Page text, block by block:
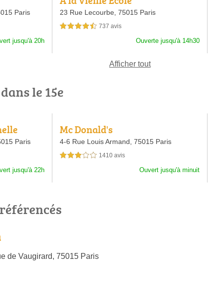
Paris
jusqu'à 20h
23 Rue Lecourbe,75015 Paris
4,5 étoiles sur 5 737 avis
Ouverte jusqu'à 14h30
Afficher tout
le 15e
Paris
jusqu'à 22h
Mc Donald's
4-6 Rue Louis Armand,75015 Paris
3,0 étoiles sur 5 1410 avis
Ouvert jusqu'à minuit
de Vaugirard, 75015 Paris